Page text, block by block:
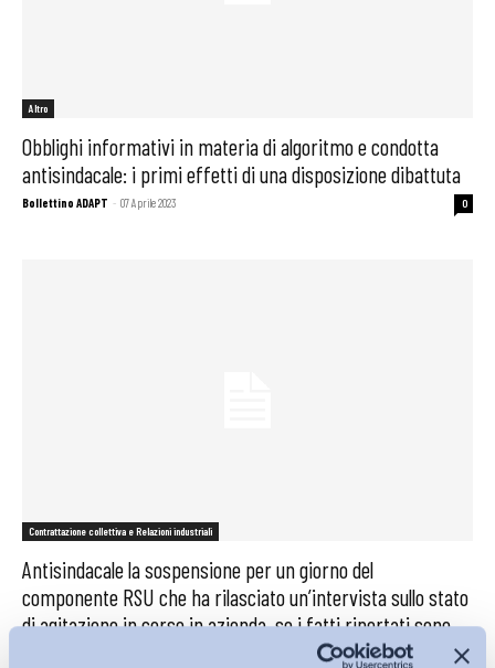
Altro
Obblighi informativi in materia di algoritmo e condotta
antisindacale: i primi effetti di una disposizione dibattuta
Bollettino ADAPT - 07 Aprile 2023 0
Contrattazione collettiva e Relazioni industriali
Antisindacale la sospensione per un giorno del
componente RSU che ha rilasciato un’intervista sullo stato
di agitazione in corso in azienda, se i fatti riportati sono
assistiti da veridicità e non sono meramente denigratori